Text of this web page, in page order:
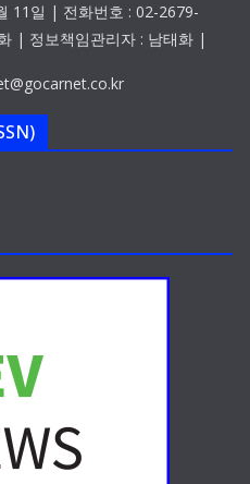
11일 | 전화번호 : 02-2679-
| 정보책임관리자 : 남태화 |